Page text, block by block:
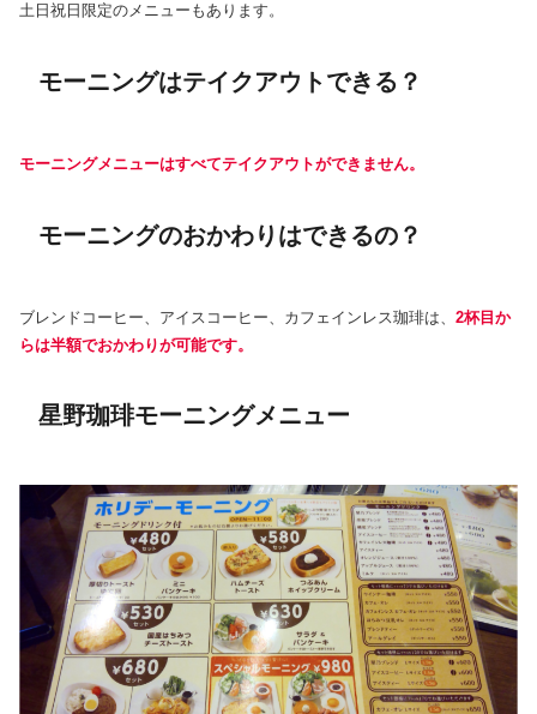
土日祝日限定のメニューもあります。
モーニングはテイクアウトできる？
モーニングメニューはすべてテイクアウトができません。
モーニングのおかわりはできるの？
ブレンドコーヒー、アイスコーヒー、カフェインレス珈琲は、 2杯目か
らは半額でおかわりが可能です。
星野珈琲モーニングメニュー